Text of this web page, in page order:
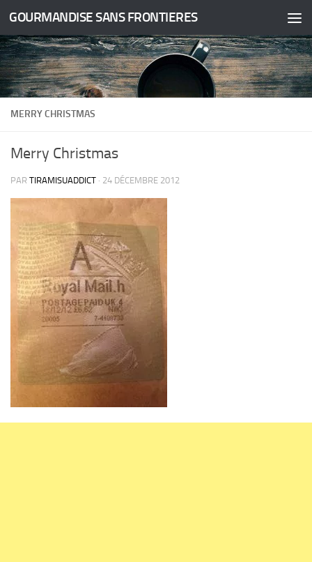
Skip to content
GOURMANDISE SANS FRONTIERES
MERRY CHRISTMAS
Merry Christmas
PAR TIRAMISUADDICT · 24 DÉCEMBRE 2012